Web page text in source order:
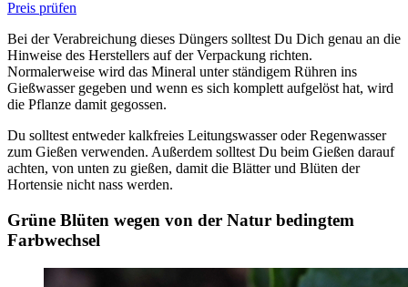
Preis prüfen
Bei der Verabreichung dieses Düngers solltest Du Dich genau an die
Hinweise des Herstellers auf der Verpackung richten.
Normalerweise wird das Mineral unter ständigem Rühren ins
Gießwasser gegeben und wenn es sich komplett aufgelöst hat, wird
die Pflanze damit gegossen.
Du solltest entweder kalkfreies Leitungswasser oder Regenwasser
zum Gießen verwenden. Außerdem solltest Du beim Gießen darauf
achten, von unten zu gießen, damit die Blätter und Blüten der
Hortensie nicht nass werden.
Grüne Blüten wegen von der Natur bedingtem
Farbwechsel